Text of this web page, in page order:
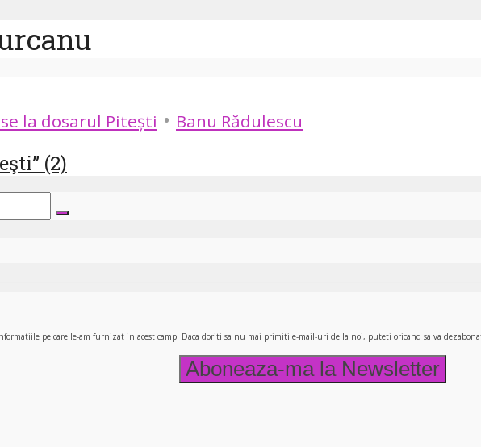
la dosarul Pitești • Banu Rădulescu
(2)
pe care le-am furnizat in acest camp. Daca doriti sa nu mai primiti e-mail-uri de la noi, puteti oricand sa va